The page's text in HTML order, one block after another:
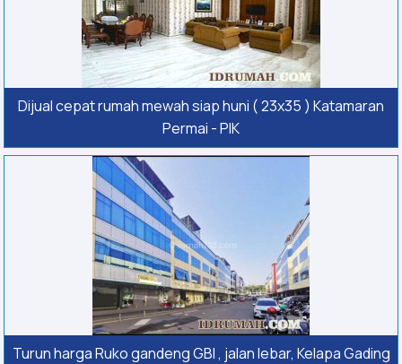
Dijual cepat rumah mewah siap huni ( 23x35 ) Katamaran
Permai - PIK
Turun harga Ruko gandeng GBI , jalan lebar, Kelapa Gading